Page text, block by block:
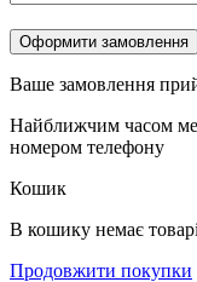
Ваше замовлення
Найближчим часом
номером телефону
Кошик
В кошику немає
Продовжити покупки